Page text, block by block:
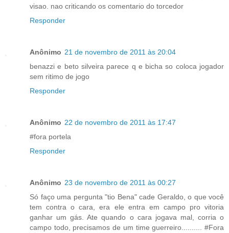
visao. nao criticando os comentario do torcedor
Responder
Anônimo 21 de novembro de 2011 às 20:04
benazzi e beto silveira parece q e bicha so coloca jogador
sem ritimo de jogo
Responder
Anônimo 22 de novembro de 2011 às 17:47
#fora portela
Responder
Anônimo 23 de novembro de 2011 às 00:27
Só faço uma pergunta "tio Bena" cade Geraldo, o que você
tem contra o cara, era ele entra em campo pro vitoria
ganhar um gás. Ate quando o cara jogava mal, corria o
campo todo, precisamos de um time guerreiro.......... #Fora